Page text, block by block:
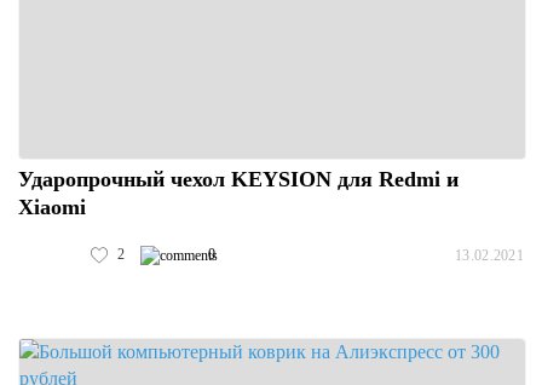
Ударопрочный чехол KEYSION для Redmi и
Xiaomi
2 0 13.02.2021